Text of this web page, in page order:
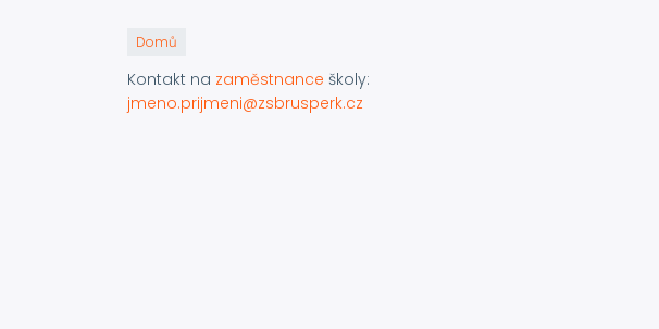
Domů
Kontakt na zaměstnance školy:
jmeno.prijmeni@zsbrusperk.cz